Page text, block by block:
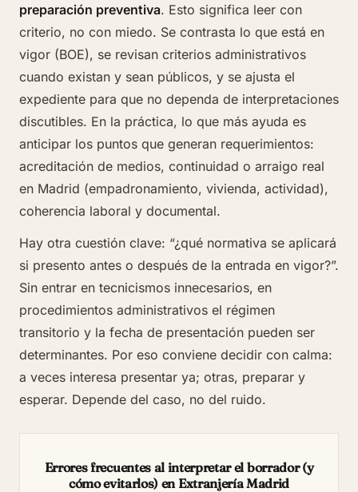
preparación preventiva. Esto significa leer con
criterio, no con miedo. Se contrasta lo que está en
vigor (BOE), se revisan criterios administrativos
cuando existan y sean públicos, y se ajusta el
expediente para que no dependa de interpretaciones
discutibles. En la práctica, lo que más ayuda es
anticipar los puntos que generan requerimientos:
acreditación de medios, continuidad o arraigo real
en Madrid (empadronamiento, vivienda, actividad),
coherencia laboral y documental.
Hay otra cuestión clave: “¿qué normativa se aplicará
si presento antes o después de la entrada en vigor?”.
Sin entrar en tecnicismos innecesarios, en
procedimientos administrativos el régimen
transitorio y la fecha de presentación pueden ser
determinantes. Por eso conviene decidir con calma:
a veces interesa presentar ya; otras, preparar y
esperar. Depende del caso, no del ruido.
Errores frecuentes al interpretar el borrador (y
cómo evitarlos) en Extranjería Madrid